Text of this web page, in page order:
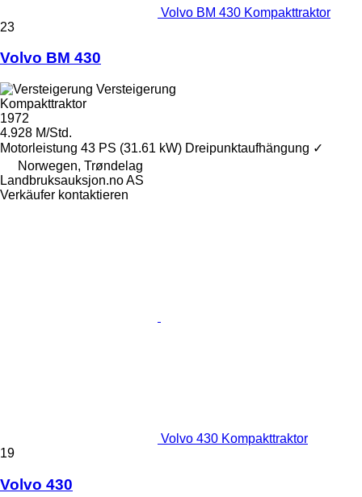
Volvo BM 430 Kompakttraktor
23
Volvo BM 430
Versteigerung
Kompakttraktor
1972
4.928 M/Std.
Motorleistung 43 PS (31.61 kW) Dreipunktaufhängung ✓
Norwegen, Trøndelag
Landbruksauksjon.no AS
Verkäufer kontaktieren
Volvo 430 Kompakttraktor
19
Volvo 430